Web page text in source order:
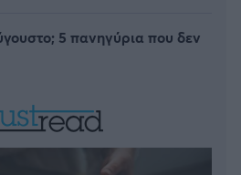
5 πανηγύρια που δεν